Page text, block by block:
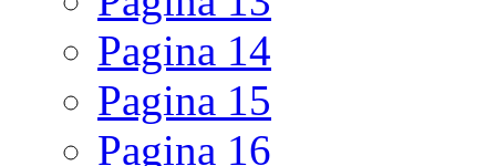
Pagina 14
Pagina 15
Pagina 16